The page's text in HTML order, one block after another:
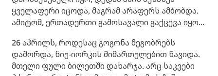
ყველაფერი იცოდა, მაგრამ არაფერს ამბობდა.
ამიტომ, ერთადერთი გამოსავალი გაქცევა იყო...
26 აპრილს, როდესაც გოგონა მეგობრებს
დაშორდა, ნიუ-იორკის მიმართულებით წავიდა.
მთელი ფული ბილეთში დახარჯა. არც საკვები